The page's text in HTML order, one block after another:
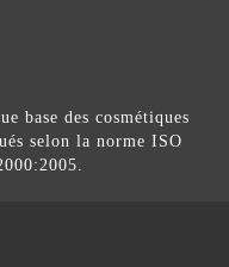
base des cosmétiques
selon la norme ISO